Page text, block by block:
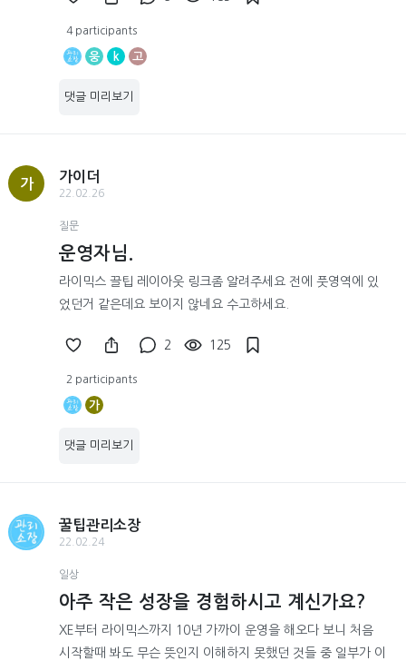
4 participants
웅 k 고
댓글 미리보기
가
가이더
22.02.26
질문
운영자님.
라이믹스 끌팁 레이아웃 링크좀 알려주세요 전에 풋영역에 있
었던거 같은데요 보이지 않네요 수고하세요.
2 125
2 participants
가
댓글 미리보기
꿀팁관리소장
22.02.24
일상
아주 작은 성장을 경험하시고 계신가요?
XE부터 라이믹스까지 10년 가까이 운영을 해오다 보니 처음
시작할때 봐도 무슨 뜻인지 이해하지 못했던 것들 중 일부가 이